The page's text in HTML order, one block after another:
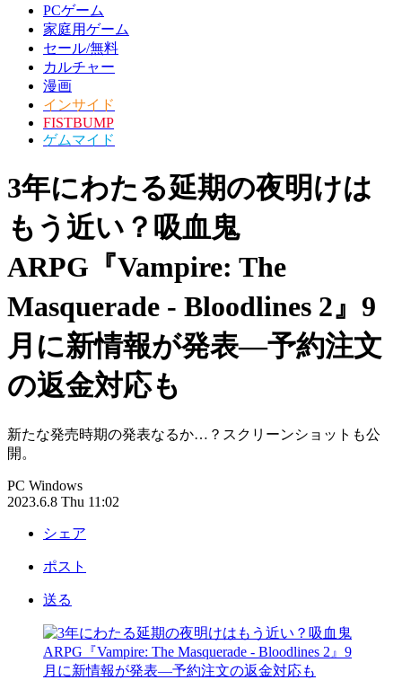
PCゲーム
家庭用ゲーム
セール/無料
カルチャー
漫画
インサイド
FISTBUMP
ゲムマイド
3年にわたる延期の夜明けは
もう近い？吸血鬼
ARPG『Vampire: The
Masquerade - Bloodlines 2』9
月に新情報が発表―予約注文
の返金対応も
新たな発売時期の発表なるか…？スクリーンショットも公
開。
PC Windows
2023.6.8 Thu 11:02
シェア
ポスト
送る